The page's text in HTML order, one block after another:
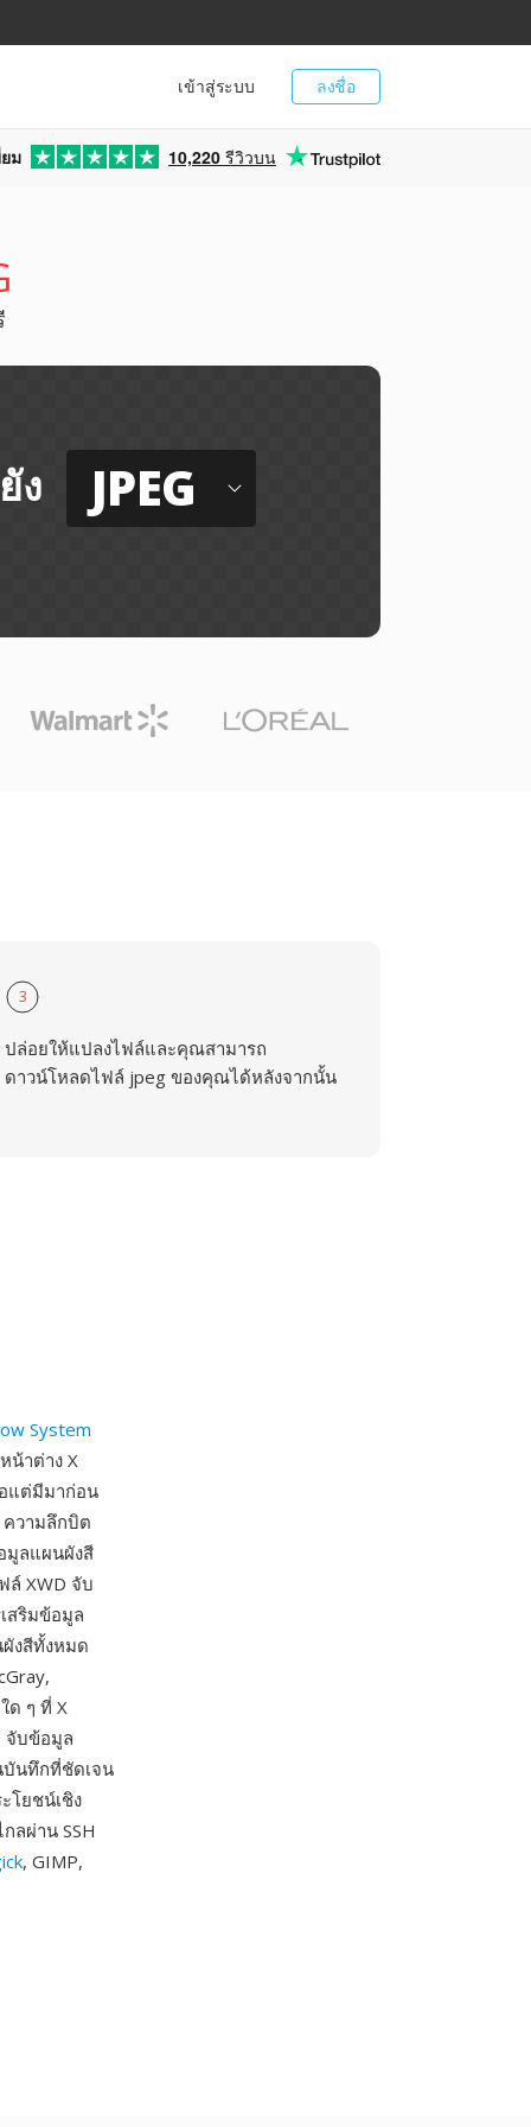
ลงชื่อ
เข้าสู่ระบบ
ม 10,220 รีวิวบน
ง JPEG
3
ปล่อยให้แปลงไฟล์และคุณสามารถ
ดาวน์โหลดไฟล์ jpeg ของคุณได้หลังจากนั้น
System
น้าต่าง X
แต่มีมาก่อน
ความลึกบิต
มูลแผนผังสี
ล์ XWD จับ
สริมข้อมูล
ผังสีทั้งหมด
ด ๆ ที่ X
จับข้อมูล
บันทึกที่ชัดเจน
โยชน์เชิง
ลผ่าน SSH
, GIMP,